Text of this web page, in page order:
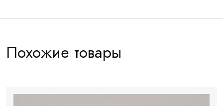
Похожие товары